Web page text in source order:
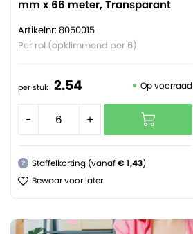
mm x 66 meter, Transparant
Artikelnr: 8050015
Per rol (opklimmend per 6)
per stuk 2.54 Op voorraad
- +
? Staffelkorting (vanaf€ 1,43)
Bewaar voor later